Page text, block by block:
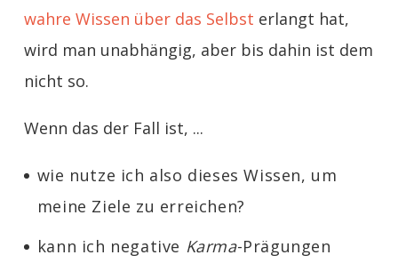
wahre Wissen über das Selbst erlangt hat,
wird man unabhängig, aber bis dahin ist dem
nicht so.
Wenn das der Fall ist, ...
wie nutze ich also dieses Wissen, um
meine Ziele zu erreichen?
kann ich negative Karma-Prägungen